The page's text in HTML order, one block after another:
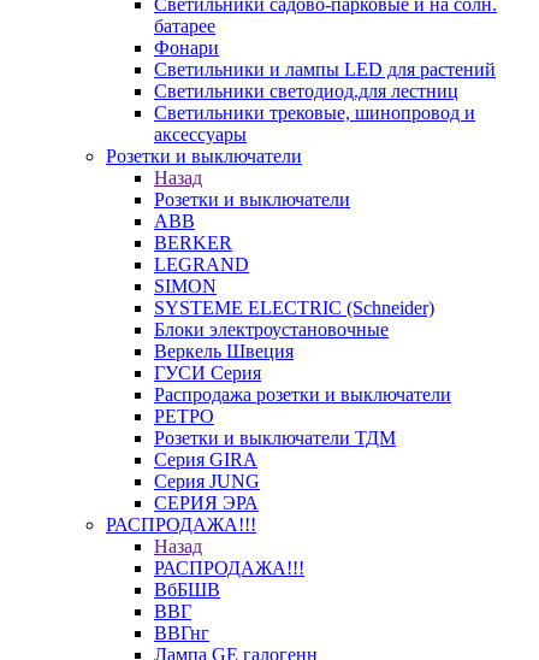
Светильники садово-парковые и на солн.
батарее
Фонари
Светильники и лампы LED для растений
Светильники светодиод.для лестниц
Светильники трековые, шинопровод и
аксессуары
Розетки и выключатели
Назад
Розетки и выключатели
ABB
BERKER
LEGRAND
SIMON
SYSTEME ELECTRIC (Schneider)
Блоки электроустановочные
Веркель Швеция
ГУСИ Серия
Распродажа розетки и выключатели
РЕТРО
Розетки и выключатели ТДМ
Серия GIRA
Серия JUNG
СЕРИЯ ЭРА
РАСПРОДАЖА!!!
Назад
РАСПРОДАЖА!!!
ВбБШВ
ВВГ
ВВГнг
Лампа GE галогенн